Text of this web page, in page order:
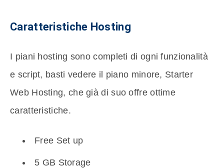
Caratteristiche Hosting
I piani hosting sono completi di ogni funzionalità
e script, basti vedere il piano minore, Starter
Web Hosting, che già di suo offre ottime
caratteristiche.
Free Set up
5 GB Storage